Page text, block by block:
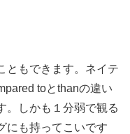
ともできます。ネイテ
toとthanの違い
。しかも１分弱で観る
にも持ってこいです